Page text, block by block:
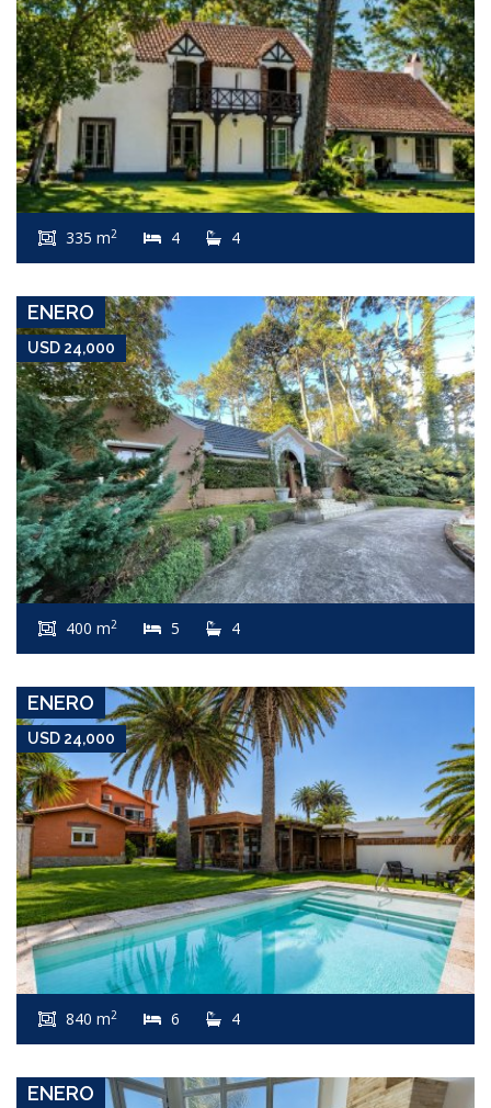
335 m2 4 4
USD 24,000
Apartamento #5042
SAN RAFAEL
ENERO
USD 24,000
400 m2 5 4
USD 24,000
Apartamento #8388
PENÍNSULA
ENERO
USD 24,000
840 m2 6 4
USD 24,000
Apartamento #5591
RUTA 104
ENERO